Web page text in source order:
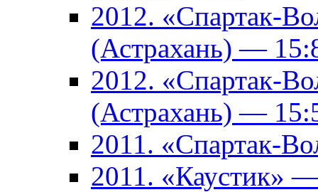
2012. «Спартак-
(Астрахань) —
2012. «Спартак-
(Астрахань) —
2011. «Спартак-
2011.